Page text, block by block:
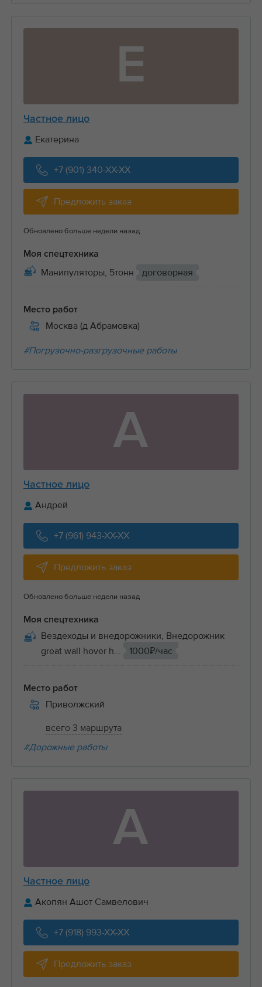
Е
Частное лицо
Екатерина
+7 (901) 340-XX-XX
Предложить заказ
Обновлено больше недели назад
Моя спецтехника
Манипуляторы, 5тонн договорная
Место работ
Москва (д Абрамовка)
#Погрузочно-разгрузочные работы
А
Частное лицо
Андрей
+7 (961) 943-XX-XX
Предложить заказ
Обновлено больше недели назад
Моя спецтехника
Вездеходы и внедорожники, Внедорожник
great wall hover h...
1000₽/час
Место работ
Приволжский
всего 3 маршрута
#Дорожные работы
А
Частное лицо
Акопян Ашот Самвелович
+7 (918) 993-XX-XX
Предложить заказ